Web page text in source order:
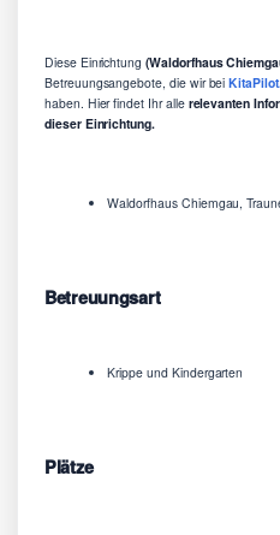
Diese Einrichtung (Waldorfhaus
Betreuungsangebote, die wir bei
haben. Hier findet Ihr allerelevanten
dieser Einrichtung.
Waldorfhaus Chiemgau,
Betreuungsart
Krippe und Kindergarten
Plätze